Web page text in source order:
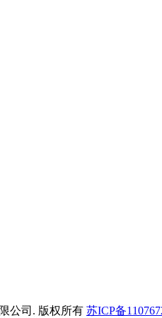
公司. 版权所有 苏ICP备